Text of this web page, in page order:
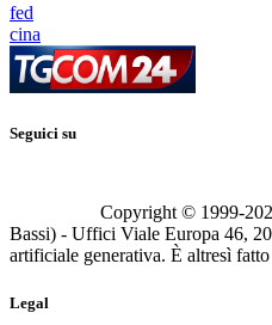
fed
cina
Seguici su
Copyright © 1999-
Bassi) - Uffici Viale Europa 46,
artificiale generativa. È altresì
Legal